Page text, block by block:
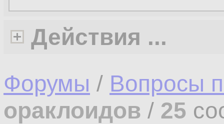
Действия ...
Форумы / Вопросы
ораклоидов / 25